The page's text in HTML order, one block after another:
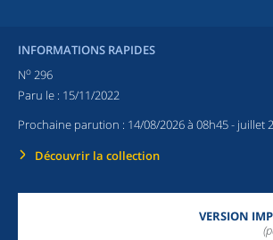
INFORMATIONS RAPIDES
No 296
Paru le : 15/11/2022
Prochaine parution : 14/08/2026 à 08h45- juillet
Découvrir la collection
VERSION